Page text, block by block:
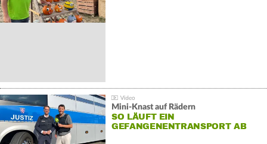
Mini-Knast auf Rädern
SO LÄUFT EIN
GEFANGENENTRANSPORT AB